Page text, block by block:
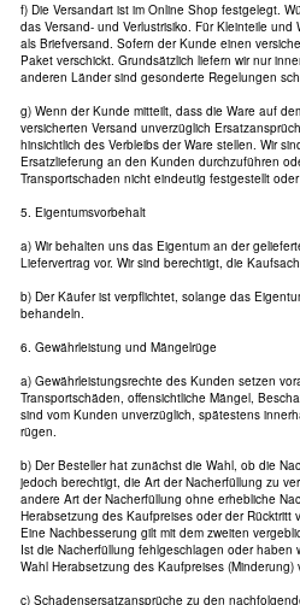
f) Die Versandart ist im Online Shop festgelegt.
das Versand- und Verlustrisiko. Für Kleinteile
als Briefversand. Sofern der Kunde einen
Paket verschickt. Grundsätzlich liefern wir nur
anderen Länder sind gesonderte Regelungen
g) Wenn der Kunde mitteilt, dass die Ware auf
versicherten Versand unverzüglich
hinsichtlich des Verbleibs der Ware stellen. Wir
Ersatzlieferung an den Kunden durchzuführen
Transportschaden nicht eindeutig festgestellt
5. Eigentumsvorbehalt
a) Wir behalten uns das Eigentum an der
Liefervertrag vor. Wir sind berechtigt, die
b) Der Käufer ist verpflichtet, solange das
behandeln.
6. Gewährleistung und Mängelrüge
a) Gewährleistungsrechte des Kunden setzen
Transportschäden, offensichtliche Mängel,
sind vom Kunden unverzüglich, spätestens
rügen.
b) Der Besteller hat zunächst die Wahl, ob die
jedoch berechtigt, die Art der Nacherfüllung zu
andere Art der Nacherfüllung ohne erhebliche
Herabsetzung des Kaufpreises oder der
Eine Nachbesserung gilt mit dem zweiten
Ist die Nacherfüllung fehlgeschlagen oder haben
Wahl Herabsetzung des Kaufpreises
c) Schadensersatzansprüche zu den